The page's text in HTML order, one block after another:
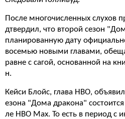
После многочисленных слухов
дтвердил, что второй сезон
планированную дату
восемью новыми главами,
равне с сагой, основанной на
н.
Кейси Блойс, глава HBO,
езона "Дома дракона"
ле HBO Max. То есть в период с